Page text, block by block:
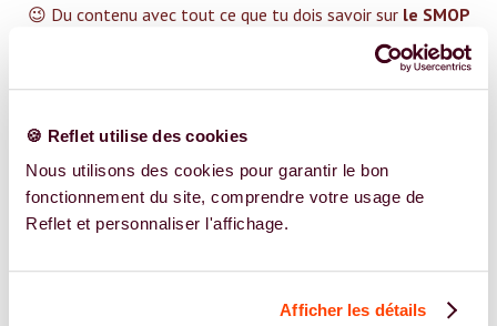
🍪 Reflet utilise des cookies
Nous utilisons des cookies pour garantir le bon
fonctionnement du site, comprendre votre usage de
Reflet et personnaliser l'affichage.
Afficher les détails
😉 Du contenu avec tout ce que tu dois savoir sur le SMOP
TROUVER UN SPÉCIALISTE
Plus de 400 femmes déjà accompagnées !